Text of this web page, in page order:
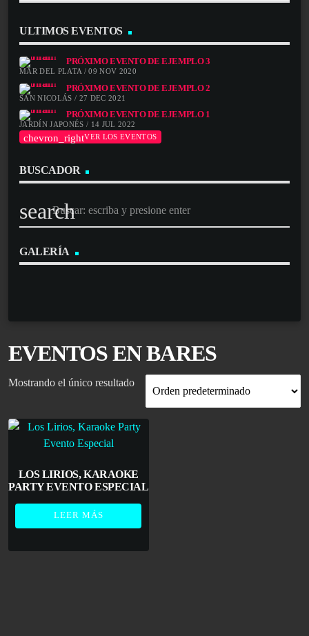
ULTIMOS EVENTOS
PRÓXIMO EVENTO DE EJEMPLO 3
MAR DEL PLATA / 09 NOV 2020
PRÓXIMO EVENTO DE EJEMPLO 2
SAN NICOLÁS / 27 DEC 2021
PRÓXIMO EVENTO DE EJEMPLO 1
JARDÍN JAPONÉS / 14 JUL 2022
chevron_rightVER LOS EVENTOS
BUSCADOR
search
GALERÍA
EVENTOS EN BARES
Mostrando el único resultado
LOS LIRIOS, KARAOKE
PARTY EVENTO ESPECIAL
LEER MÁS